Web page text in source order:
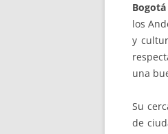
los
y
una
Su
de